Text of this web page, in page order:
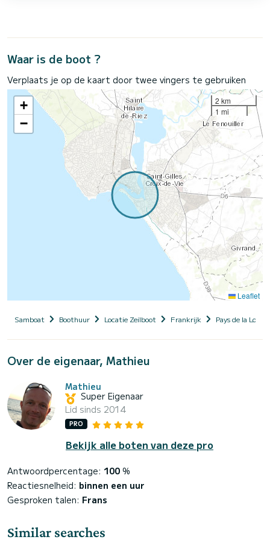
Waar is de boot ?
Verplaats je op de kaart door twee vingers te gebruiken
+
−
2 km
1 mi
Leaflet
Samboat Boothuur Locatie Zeilboot Frankrijk Pays de la Loire
Over de eigenaar, Mathieu
Mathieu
Super Eigenaar
Lid sinds 2014
PRO
Bekijk alle boten van deze pro
Antwoordpercentage: 100 %
Reactiesnelheid: binnen een uur
Gesproken talen: Frans
Similar searches